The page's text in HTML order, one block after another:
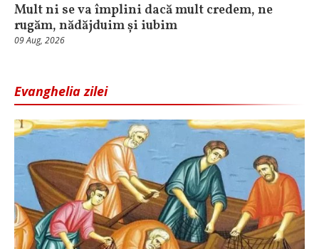
Mult ni se va împlini dacă mult credem, ne
rugăm, nădăjduim și iubim
09 Aug, 2026
Evanghelia zilei